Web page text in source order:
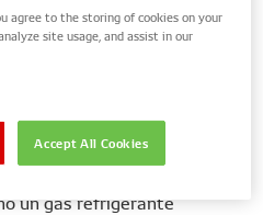
un ciclo refrigerante con
di calore per estrarre il
e trasferirlo all’acqua..
di DENSO utilizza CO2
un potenziale di
un gas refrigerante
agree to the storing of cookies on your
site usage, and assist in our
Accept All Cookies